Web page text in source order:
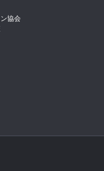
協会